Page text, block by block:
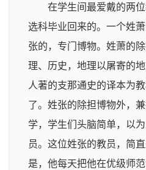
在学生间最爱戴的两
选科毕业回来的。一个姓
张的，专门博物。姓萧的
理、历史，地理以屠寄的
人著的支那通史的译本为
了。姓张的除担博物外，
学，学生们头脑简单，以
员。这位姓张的教员，简
是，他每天把他在优级师